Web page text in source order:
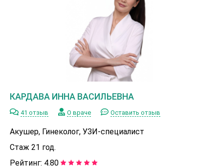
КАРДАВА ИННА ВАСИЛЬЕВНА
41 отзыв О враче Оставить отзыв
Акушер, Гинеколог, УЗИ-специалист
Стаж 21 год.
Рейтинг: 4.80